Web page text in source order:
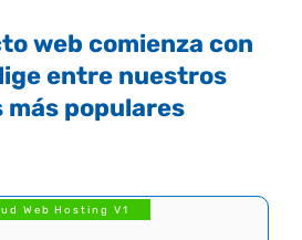
web comienza con
entre nuestros
más populares
Web Hosting V1